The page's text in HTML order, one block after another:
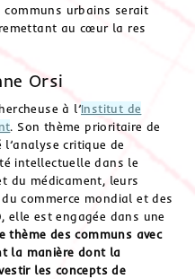
communs urbains serait
au cœur la res
Orsi
à l’Institut de
. Son thème prioritaire de
critique de
intellectuelle dans le
du médicament, leurs
commerce mondial et des
elle est engagée dans une
thème des communs avec
la manière dont la
les concepts de